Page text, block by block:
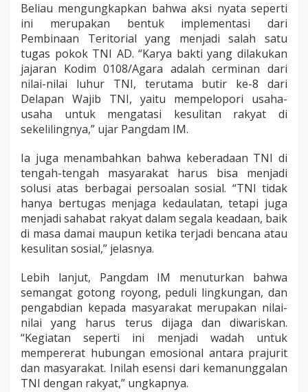
Beliau mengungkapkan bahwa aksi nyata seperti
ini merupakan bentuk implementasi dari
Pembinaan Teritorial yang menjadi salah satu
tugas pokok TNI AD. “Karya bakti yang dilakukan
jajaran Kodim 0108/Agara adalah cerminan dari
nilai-nilai luhur TNI, terutama butir ke-8 dari
Delapan Wajib TNI, yaitu mempelopori usaha-
usaha untuk mengatasi kesulitan rakyat di
sekelilingnya,” ujar Pangdam IM.
Ia juga menambahkan bahwa keberadaan TNI di
tengah-tengah masyarakat harus bisa menjadi
solusi atas berbagai persoalan sosial. “TNI tidak
hanya bertugas menjaga kedaulatan, tetapi juga
menjadi sahabat rakyat dalam segala keadaan, baik
di masa damai maupun ketika terjadi bencana atau
kesulitan sosial,” jelasnya.
Lebih lanjut, Pangdam IM menuturkan bahwa
semangat gotong royong, peduli lingkungan, dan
pengabdian kepada masyarakat merupakan nilai-
nilai yang harus terus dijaga dan diwariskan.
“Kegiatan seperti ini menjadi wadah untuk
mempererat hubungan emosional antara prajurit
dan masyarakat. Inilah esensi dari kemanunggalan
TNI dengan rakyat,” ungkapnya.